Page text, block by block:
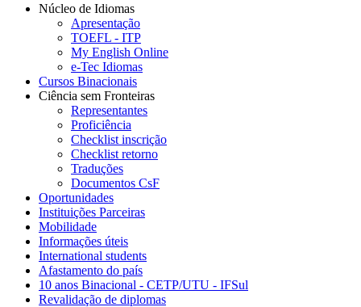
Núcleo de Idiomas
Apresentação
TOEFL - ITP
My English Online
e-Tec Idiomas
Cursos Binacionais
Ciência sem Fronteiras
Representantes
Proficiência
Checklist inscrição
Checklist retorno
Traduções
Documentos CsF
Oportunidades
Instituições Parceiras
Mobilidade
Informações úteis
International students
Afastamento do país
10 anos Binacional - CETP/UTU - IFSul
Revalidação de diplomas